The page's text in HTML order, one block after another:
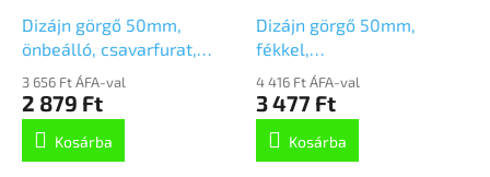
Dizájn görgő 50mm,
önbeálló, csavarfurat,
5920UAI050L51-10
RAL7001
3 656 Ft ÁFA-val
2 879 Ft
Kosárba
Dizájn görgő 50mm,
fékkel,
csavarfurat,5925UAI050L51-
10 RAL9002/7015
4 416 Ft ÁFA-val
3 477 Ft
Kosárba